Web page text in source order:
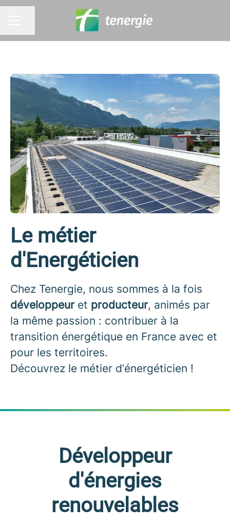
Partager la page
Le métier
d'Energéticien
Chez Tenergie, nous sommes à la fois
développeur et producteur, animés par
la même passion : contribuer à la
transition énergétique en France avec et
pour les territoires.
Découvrez le métier d’énergéticien !
Développeur
d'énergies
renouvelables